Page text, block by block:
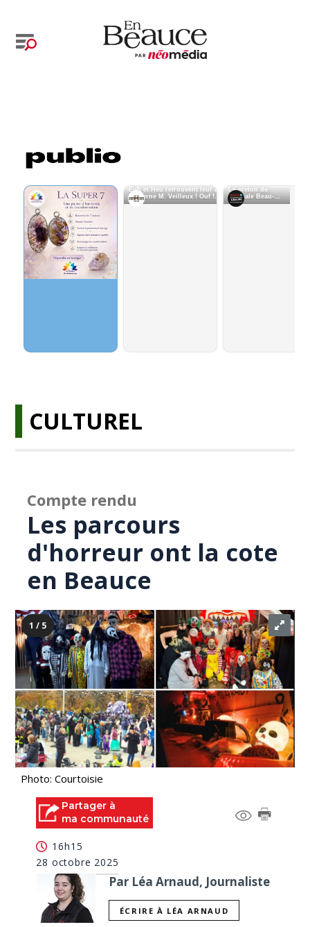
CULTUREL
Compte rendu
Les parcours
d'horreur ont la cote
en Beauce
1 / 5
Photo: Courtoisie
Partager à
ma communauté
16h15
28 octobre 2025
Par Léa Arnaud, Journaliste
ÉCRIRE À LÉA ARNAUD